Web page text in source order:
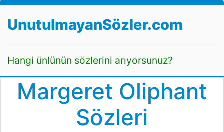
UnutulmayanSözler.com
Hangi ünlünün sözlerini arıyorsunuz?
Margeret Oliphant
Sözleri